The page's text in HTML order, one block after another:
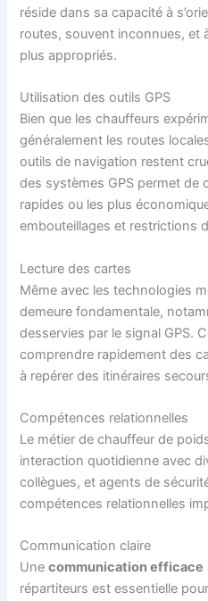
réside dans sa capacité à
routes, souvent inconnues, et
plus appropriés.
Utilisation des outils GPS
Bien que les chauffeurs
généralement les routes
outils de navigation restent
des systèmes GPS permet de
rapides ou les plus
embouteillages et restrictions
Lecture des cartes
Même avec les technologies
demeure fondamentale,
desservies par le signal GPS.
comprendre rapidement des
à repérer des itinéraires
Compétences relationnelles
Le métier de chauffeur de
interaction quotidienne avec
collègues, et agents de
compétences relationnelles
Communication claire
Unecommunication efficace
répartiteurs est essentielle